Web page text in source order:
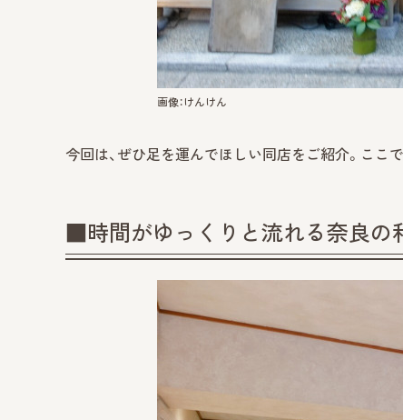
画像：けんけん
今回は、ぜひ足を運んでほしい同店をご紹介。ここ
■時間がゆっくりと流れる奈良の